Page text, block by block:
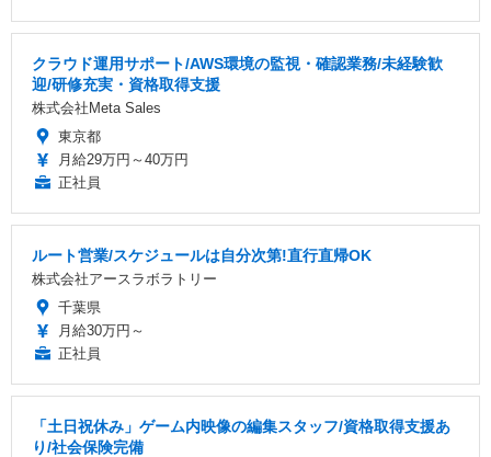
クラウド運用サポート/AWS環境の監視・確認業務/未経験歓
迎/研修充実・資格取得支援
株式会社Meta Sales
東京都
月給29万円～40万円
正社員
ルート営業/スケジュールは自分次第!直行直帰OK
株式会社アースラボラトリー
千葉県
月給30万円～
正社員
「土日祝休み」ゲーム内映像の編集スタッフ/資格取得支援あ
り/社会保険完備